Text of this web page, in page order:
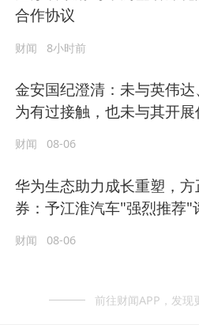
合作协议
财闻 8小时前
金安国纪澄清：未与英伟
为有过接触，也未与其开展
财闻 08-06
华为生态助力成长重塑，方
券：予江淮汽车"强烈推荐"
财闻 08-06
前往财闻APP，发现